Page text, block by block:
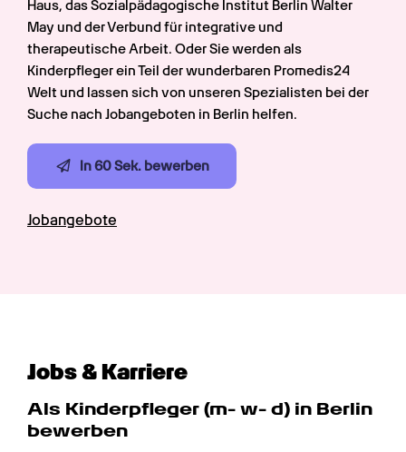
Haus, das Sozialpädagogische Institut Berlin Walter
May und der Verbund für integrative und
therapeutische Arbeit. Oder Sie werden als
Kinderpfleger ein Teil der wunderbaren Promedis24
Welt und lassen sich von unseren Spezialisten bei der
Suche nach Jobangeboten in Berlin helfen.
In 60 Sek. bewerben
Jobangebote
Jobs & Karriere
Als Kinderpfleger (m- w- d) in Berlin
bewerben